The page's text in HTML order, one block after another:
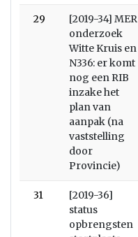
29
[2019-34] MER
onderzoek
Witte Kruis en
N336: er komt
nog een RIB
inzake het
plan van
aanpak (na
vaststelling
door
Provincie)
31
[2019-36]
status
opbrengsten